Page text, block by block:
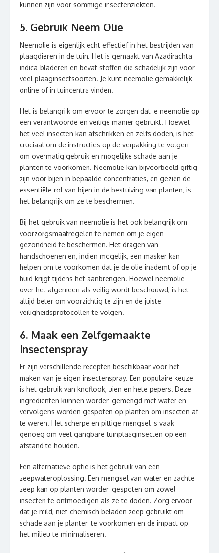
kunnen zijn voor sommige insectenziekten.
5. Gebruik Neem Olie
Neemolie is eigenlijk echt effectief in het bestrijden van
plaagdieren in de tuin. Het is gemaakt van Azadirachta
indica-bladeren en bevat stoffen die schadelijk zijn voor
veel plaaginsectsoorten. Je kunt neemolie gemakkelijk
online of in tuincentra vinden.
Het is belangrijk om ervoor te zorgen dat je neemolie op
een verantwoorde en veilige manier gebruikt. Hoewel
het veel insecten kan afschrikken en zelfs doden, is het
cruciaal om de instructies op de verpakking te volgen
om overmatig gebruik en mogelijke schade aan je
planten te voorkomen. Neemolie kan bijvoorbeeld giftig
zijn voor bijen in bepaalde concentraties, en gezien de
essentiële rol van bijen in de bestuiving van planten, is
het belangrijk om ze te beschermen.
Bij het gebruik van neemolie is het ook belangrijk om
voorzorgsmaatregelen te nemen om je eigen
gezondheid te beschermen. Het dragen van
handschoenen en, indien mogelijk, een masker kan
helpen om te voorkomen dat je de olie inademt of op je
huid krijgt tijdens het aanbrengen. Hoewel neemolie
over het algemeen als veilig wordt beschouwd, is het
altijd beter om voorzichtig te zijn en de juiste
veiligheidsprotocollen te volgen.
6. Maak een Zelfgemaakte
Insectenspray
Er zijn verschillende recepten beschikbaar voor het
maken van je eigen insectenspray. Een populaire keuze
is het gebruik van knoflook, uien en hete pepers. Deze
ingrediënten kunnen worden gemengd met water en
vervolgens worden gespoten op planten om insecten af
te weren. Het scherpe en pittige mengsel is vaak
genoeg om veel gangbare tuinplaaginsecten op een
afstand te houden.
Een alternatieve optie is het gebruik van een
zeepwateroplossing. Een mengsel van water en zachte
zeep kan op planten worden gespoten om zowel
insecten te ontmoedigen als ze te doden. Zorg ervoor
dat je mild, niet-chemisch beladen zeep gebruikt om
schade aan je planten te voorkomen en de impact op
het milieu te minimaliseren.